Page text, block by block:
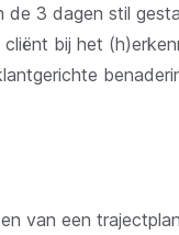
3 dagen stil
bij het
van een